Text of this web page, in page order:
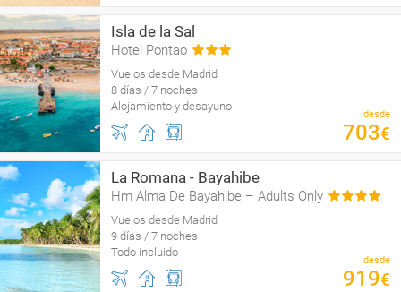
Isla de la Sal
Hotel Pontao
Vuelos desde Madrid
8 días / 7 noches
Alojamiento y desayuno
desde
703€
La Romana - Bayahibe
Hm Alma De Bayahibe – Adults Only
Vuelos desde Madrid
9 días / 7 noches
Todo incluido
desde
919€